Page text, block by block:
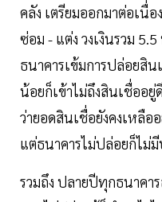
คลัง เตรียมออกมาต่อเนื่
ซ่อม - แต่ง วงเงินรวม
ธนาคารเข้มการปล่อยสิ
น้อยก็เข้าไม่ถึงสินเชื่ออ
ว่ายอดสินเชื่อยังคงเหลือ
แต่ธนาคารไม่ปล่อยก็ไม่
รวมถึง ปลายปีทุกธนาคา